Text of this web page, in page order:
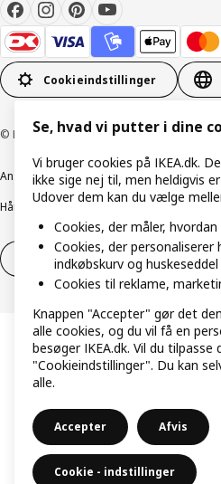
Cookieindstillinger
© Inter IKEA Systems B.V. 1999-2026
Ansvarlig rapportering Cookiepolitik
Håndtering af persondataSalgs- og
Fortryd dit køb Fortryd dit
Se, hvad vi putter i dine
Vi bruger cookies på IKEA.dk.
ikke sige nej til, men heldigvis
Udover dem kan du vælge
Cookies, der måler,
Cookies, der personaliserer
indkøbskurv og huskeseddel
Cookies til reklame,
Knappen "Accepter" gør det
alle cookies, og du vil få en
besøger IKEA.dk. Vil du
"Cookieindstillinger". Du kan
alle.
Accepter Afvis
Cookie - indstillinger